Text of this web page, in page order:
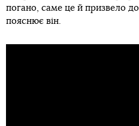
погано, саме це й призвело до
пояснює він.